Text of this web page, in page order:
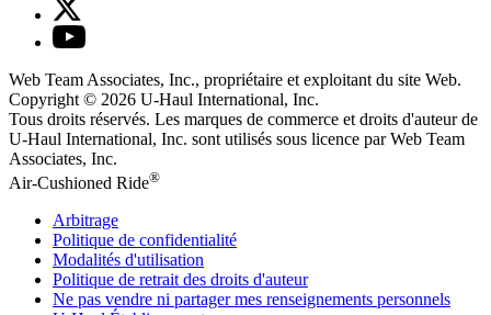
Web Team Associates, Inc., propriétaire et exploitant du site Web.
Copyright © 2026 U-Haul International, Inc.
Tous droits réservés. Les marques de commerce et droits d'auteur de
U-Haul International, Inc. sont utilisés sous licence par Web Team
Associates, Inc.
Air-Cushioned Ride®
Arbitrage
Politique de confidentialité
Modalités d'utilisation
Politique de retrait des droits d'auteur
Ne pas vendre ni partager mes renseignements personnels